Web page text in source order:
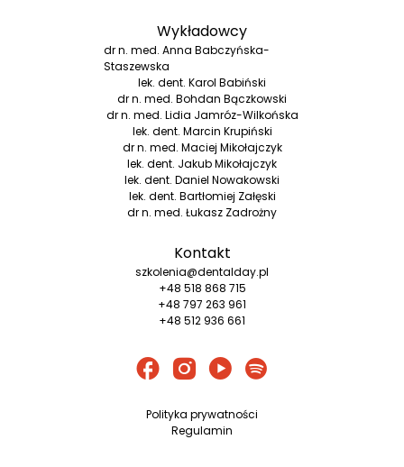
Wykładowcy
dr n. med. Anna Babczyńska-
Staszewska
lek. dent. Karol Babiński
dr n. med. Bohdan Bączkowski
dr n. med. Lidia Jamróz-Wilkońska
lek. dent. Marcin Krupiński
dr n. med. Maciej Mikołajczyk
lek. dent. Jakub Mikołajczyk
lek. dent. Daniel Nowakowski
lek. dent. Bartłomiej Załęski
dr n. med. Łukasz Zadrożny
Kontakt
szkolenia@dentalday.pl
+48 518 868 715
+48 797 263 961
+48 512 936 661
Polityka prywatności
Regulamin